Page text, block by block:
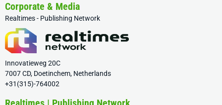
Corporate & Media
Realtimes - Publishing Network
Innovatieweg 20C
7007 CD, Doetinchem, Netherlands
+31(315)-764002